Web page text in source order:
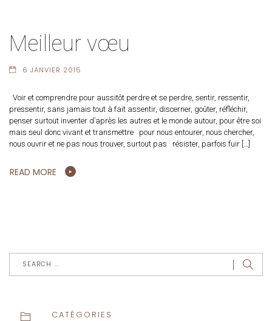
Meilleur vœu
6 JANVIER 2015
Voir et comprendre pour aussitôt perdre et se perdre, sentir, ressentir,
pressentir, sans jamais tout à fait assentir, discerner, goûter, réfléchir,
penser surtout inventer d’après les autres et le monde autour, pour être soi
mais seul donc vivant et transmettre pour nous entourer, nous chercher,
nous ouvrir et ne pas nous trouver, surtout pas résister, parfois fuir […]
READ MORE
CATÉGORIES